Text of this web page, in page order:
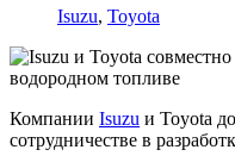
Isuzu, Toyota
Компании Isuzu и Toyota
сотрудничестве в